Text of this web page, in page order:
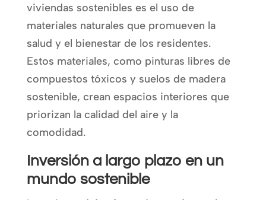
viviendas sostenibles es el uso de
materiales naturales que promueven la
salud y el bienestar de los residentes.
Estos materiales, como pinturas libres de
compuestos tóxicos y suelos de madera
sostenible, crean espacios interiores que
priorizan la calidad del aire y la
comodidad.
Inversión a largo plazo en un
mundo sostenible